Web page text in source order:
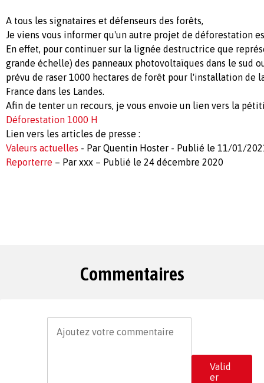
A tous les signataires et défenseurs des forêts,
Je viens vous informer qu'un autre projet de déforestation
En effet, pour continuer sur la lignée destructrice que
grande échelle) des panneaux photovoltaïques dans le sud
prévu de raser 1000 hectares de forêt pour l'installation de
France dans les Landes.
Afin de tenter un recours, je vous envoie un lien vers la
Déforestation 1000 H
Lien vers les articles de presse :
Valeurs actuelles - Par Quentin Hoster - Publié le 11/01/
Reporterre – Par xxx – Publié le 24 décembre 2020
Commentaires
Valid
er